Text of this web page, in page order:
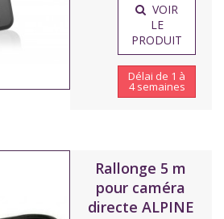
VOIR
LE
PRODUIT
Délai de 1 à
4 semaines
Rallonge 5 m
pour caméra
directe ALPINE